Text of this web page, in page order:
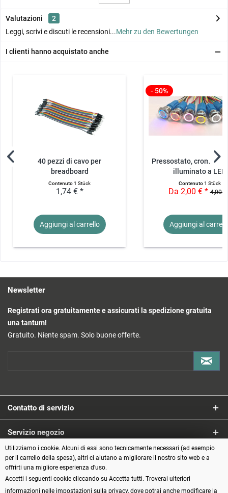
Durata elettrica: circa 30.000 cicli di commutazione
Durata meccanica: circa 100.000 cicli di commutazione
Resistenza di isolamento: > 1000 MΩ
Rigidità dielettrica: 1500V AC, 50Hz, 1 secondo
Nota: la presa per l'interruttore non è inclusa nella fornitura e deve
essere acquistata separatamente.
Contenuto della consegna
Valutazioni
2
Leggi, scrivi e discuti le recensioni...Mehr zu den Bewertungen
I clienti hanno acquistato anche
40 pezzi di cavo per
breadboard
maschio/femmina...
Contenuto1 Stück
1,74 € *
Aggiungi al carrello
- 50%
Pressostato, cromato -
illuminato a LED
Contenuto1 Stück
Da 2,00 € * 4,00 €
Aggiungi al
Newsletter
Registrati ora gratuitamente e assicurati la spedizione gratuita
una tantum!
Gratuito. Niente spam. Solo buone offerte.
Contatto di servizio
Servizio negozio
Informazioni
Metodi di pagamento
Utilizziamo i cookie. Alcuni di essi sono tecnicamente necessari (ad esempio
per il carrello della spesa), altri ci aiutano a migliorare il nostro sito web e a
offrirti una migliore esperienza d'uso.
Accetti i seguenti cookie cliccando su Accetta tutti. Troverai ulteriori
informazioni nelle impostazioni sulla privacy, dove potrai anche modificare la